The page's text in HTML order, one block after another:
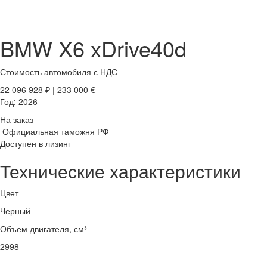
BMW X6 xDrive40d
Стоимость автомобиля с НДС
22 096 928 ₽ | 233 000 €
Год: 2026
На заказ
Официальная таможня РФ
Доступен в лизинг
Технические характеристики
Цвет
Черный
Объем двигателя, см³
2998